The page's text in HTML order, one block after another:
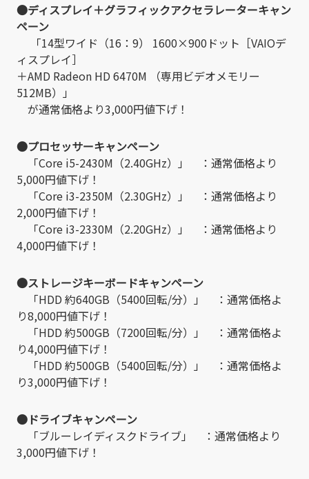
●ディスプレイ＋グラフィックアクセラレーターキャン
ペーン
「14型ワイド（16：9） 1600×900ドット［VAIOデ
ィスプレイ］
＋AMD Radeon HD 6470M （専用ビデオメモリー
512MB）」
が通常価格より3,000円値下げ！
●プロセッサーキャンペーン
「Core i5-2430M（2.40GHz）」 ：通常価格より
5,000円値下げ！
「Core i3-2350M（2.30GHz）」 ：通常価格より
2,000円値下げ！
「Core i3-2330M（2.20GHz）」 ：通常価格より
4,000円値下げ！
●ストレージキーボードキャンペーン
「HDD 約640GB（5400回転/分）」 ：通常価格よ
り8,000円値下げ！
「HDD 約500GB（7200回転/分）」 ：通常価格よ
り4,000円値下げ！
「HDD 約500GB（5400回転/分）」 ：通常価格よ
り3,000円値下げ！
●ドライブキャンペーン
「ブルーレイディスクドライブ」 ：通常価格より
3,000円値下げ！